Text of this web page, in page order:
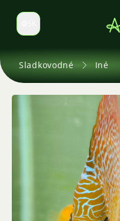
Prepnúť jazyk
Sladkovodné Iné